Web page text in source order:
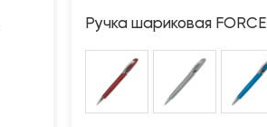
Ручка шариковая FORCE